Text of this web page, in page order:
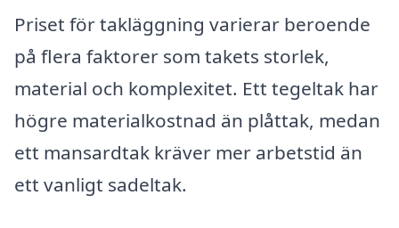
Priset för takläggning varierar beroende
på flera faktorer som takets storlek,
material och komplexitet. Ett tegeltak har
högre materialkostnad än plåttak, medan
ett mansardtak kräver mer arbetstid än
ett vanligt sadeltak.